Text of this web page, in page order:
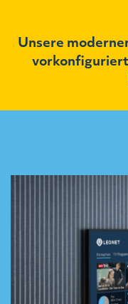
Unsere